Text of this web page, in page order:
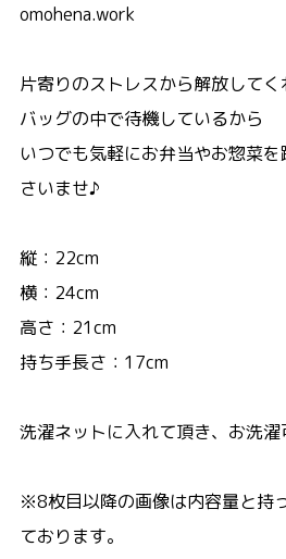
omohena.work
片寄りのストレスから解放してく
バッグの中で待機しているから
いつでも気軽にお弁当やお惣菜
さいませ♪
縦：22cm
横：24cm
高さ：21cm
持ち手長さ：17cm
洗濯ネットに入れて頂き、お洗濯
※8枚目以降の画像は内容量と持
ております。